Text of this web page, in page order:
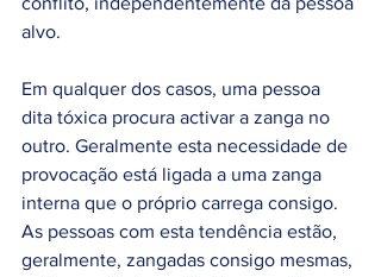
alvo.
Em qualquer dos casos, uma pessoa
dita tóxica procura activar a zanga no
outro. Geralmente esta necessidade de
provocação está ligada a uma zanga
interna que o próprio carrega consigo.
As pessoas com esta tendência estão,
geralmente, zangadas consigo mesmas,